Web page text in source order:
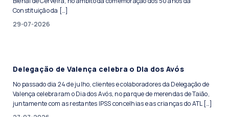
Constituição da […]
29-07-2026
Delegação de Valença celebra o Dia dos Avós
No passado dia 24 de julho, clientes e colaboradores da Delegação de
Valença celebraram o Dia dos Avós, no parque de merendas de Taião,
juntamente com as restantes IPSS concelhias e as crianças do ATL […]